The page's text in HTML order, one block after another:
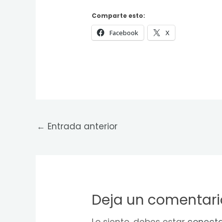
Comparte esto:
Facebook X
← Entrada anterior
Deja un